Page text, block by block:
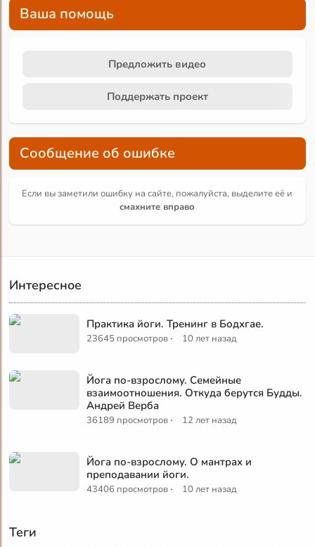
Ваша помощь
Предложить видео
Поддержать проект
Сообщение об ошибке
Если вы заметили ошибку на сайте, пожалуйста, выделите её и
смахните вправо
Интересное
Практика йоги. Тренинг в Бодхгае.
23645 просмотров · 10 лет назад
Йога по-взрослому. Семейные
взаимоотношения. Откуда берутся Будды.
Андрей Верба
36189 просмотров · 12 лет назад
Йога по-взрослому. О мантрах и
преподавании йоги.
43406 просмотров · 10 лет назад
Теги